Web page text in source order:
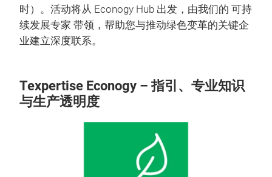
时）。活动将从 Econogy Hub 出发，由我们的 可持
续发展专家 带领，帮助您与推动绿色变革的关键企
业建立深度联系。
Texpertise Econogy – 指引、专业知识
与生产透明度